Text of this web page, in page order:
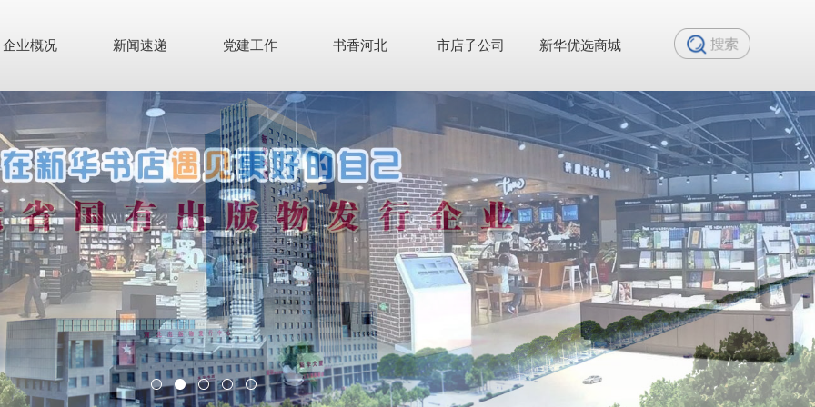
企业概况 新闻速递 党建工作 书香河北 市店子公司 新华优选商城